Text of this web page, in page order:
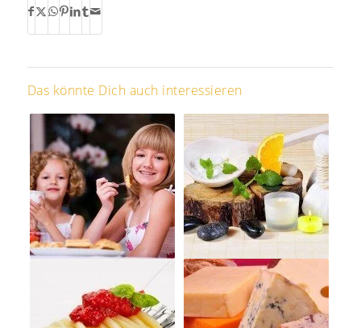
Das könnte Dich auch interessieren